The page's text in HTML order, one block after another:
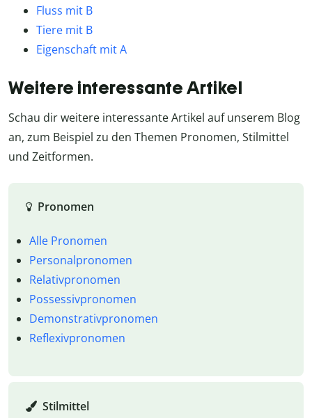
Fluss mit B
Tiere mit B
Eigenschaft mit A
Weitere interessante Artikel
Schau dir weitere interessante Artikel auf unserem Blog
an, zum Beispiel zu den Themen Pronomen, Stilmittel
und Zeitformen.
Pronomen
Alle Pronomen
Personalpronomen
Relativpronomen
Possessivpronomen
Demonstrativpronomen
Reflexivpronomen
Stilmittel